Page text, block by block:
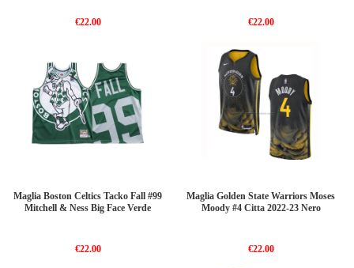
€22.00 €22.00
Maglia Boston Celtics Tacko Fall #99
Mitchell & Ness Big Face Verde
€22.00
Maglia Golden State Warriors Moses
Moody #4 Citta 2022-23 Nero
€22.00